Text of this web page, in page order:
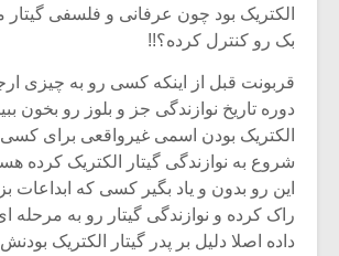
الکتریک بود چون عرفانی و فلسفی گیتار
بک رو کنترل کرده؟!!
قربونت قبل از اینکه کسی رو به چیزی
دوره تاریخ نوازندگی جز و بلوز رو بخون
شروع به نوازندگی گیتار الکتریک کرده
این رو بدون و یاد بگیر کسی که ابداعات
راک کرده و نوازندگی گیتار رو به مرحله ای
داده اصلا دلیل بر پدر گیتار الکتریک